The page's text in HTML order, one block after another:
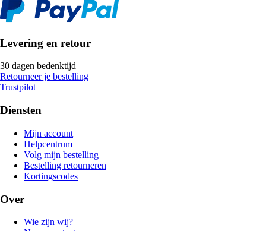
Levering en retour
30 dagen bedenktijd
Retourneer je bestelling
Trustpilot
Diensten
Mijn account
Helpcentrum
Volg mijn bestelling
Bestelling retourneren
Kortingscodes
Over
Wie zijn wij?